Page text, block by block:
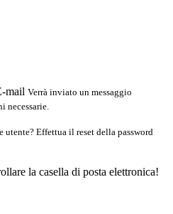
mail Verrà inviato un messaggio
necessarie.
utente? Effettua il reset della password
la casella di posta elettronica!